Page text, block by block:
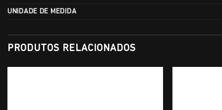
UNIDADE DE MEDIDA
PRODUTOS RELACIONADOS